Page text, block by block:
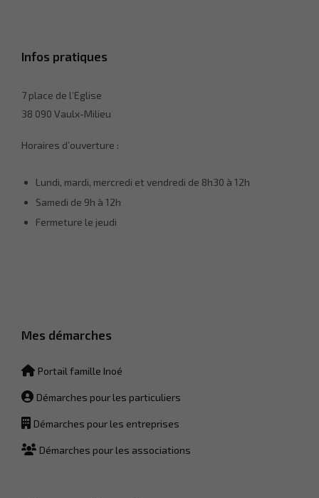
Infos pratiques
7 place de l’Eglise
38 090 Vaulx-Milieu
Horaires d’ouverture :
Lundi, mardi, mercredi et vendredi de 8h30 à 12h
Samedi de 9h à 12h
Fermeture le jeudi
Mes démarches
Portail famille Inoé
Démarches pour les particuliers
Démarches pour les entreprises
Démarches pour les associations